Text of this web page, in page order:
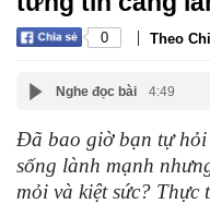
0 | Theo
Nghe đọc bài 4:49
Đã bao giờ bạn tự
sống lành mạnh
mỏi và kiệt sức? Thực